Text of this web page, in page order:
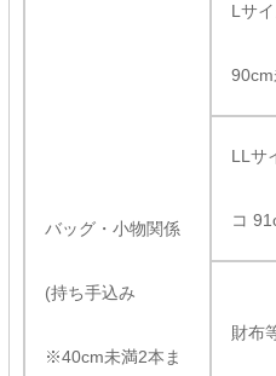
バッグ・小物関係
(持ち手込み
※40cm未満2本ま
Lサ
LLサ
コ
財布